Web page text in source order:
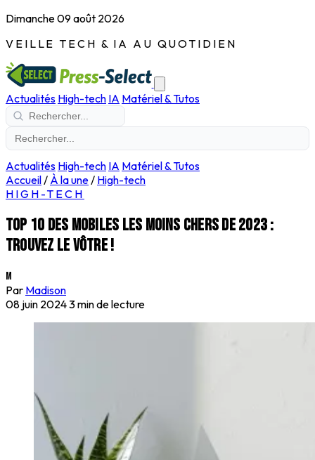
Dimanche 09 août 2026
VEILLE TECH & IA AU QUOTIDIEN
Actualités High-tech IA Matériel & Tutos
Actualités High-tech IA Matériel & Tutos
Accueil/ À la une/ High-tech
HIGH-TECH
Top 10 des mobiles les moins chers de 2023 :
trouvez le vôtre !
M
Par Madison
08 juin 20243 min de lecture